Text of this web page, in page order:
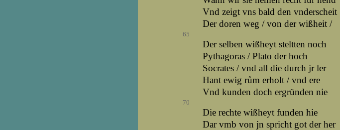
Vnd zeigt vns bald den vnderscheit
Der doren weg / von der wißheit /
65
Der selben wißheyt steltten noch
Pythagoras / Plato der hoch
Socrates / vnd all die durch jr ler
Hant ewig rům erholt / vnd ere
Vnd kunden doch ergründen nie
70
Die rechte wißheyt funden hie
Dar vmb von jn spricht got der her